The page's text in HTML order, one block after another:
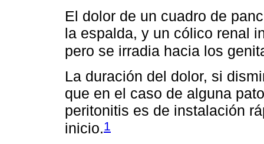
El dolor de un cuadro de
la espalda, y un cólico renal
pero se irradia hacia los
La duración del dolor, si
que en el caso de alguna
peritonitis es de instalación
inicio.1